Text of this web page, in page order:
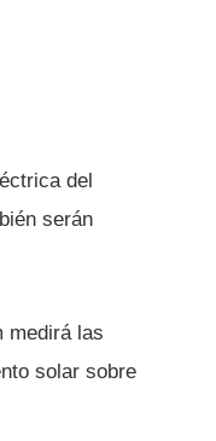
del
serán
medirá las
solar sobre